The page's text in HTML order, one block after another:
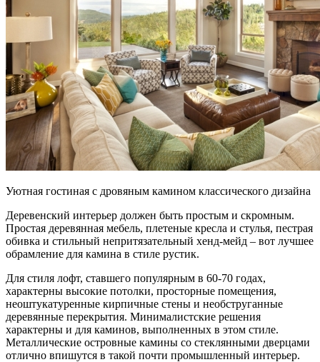
Уютная гостиная с дровяным камином классического дизайна
Деревенский интерьер должен быть простым и скромным.
Простая деревянная мебель, плетеные кресла и стулья, пестрая
обивка и стильный непритязательный хенд-мейд – вот лучшее
обрамление для камина в стиле рустик.
Для стиля лофт, ставшего популярным в 60-70 годах,
характерны высокие потолки, просторные помещения,
неоштукатуренные кирпичные стены и необструганные
деревянные перекрытия. Минималистские решения
характерны и для каминов, выполненных в этом стиле.
Металлические островные камины со стеклянными дверцами
отлично впишутся в такой почти промышленный интерьер.